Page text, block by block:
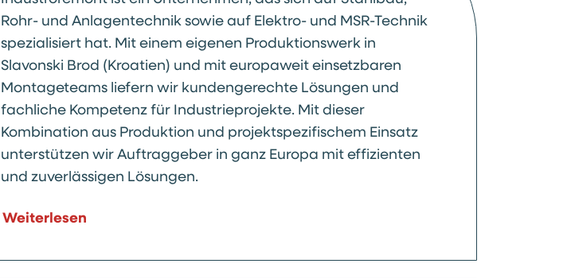
Rohr- und Anlagentechnik sowie auf Elektro- und MSR-Technik
spezialisiert hat. Mit einem eigenen Produktionswerk in
Slavonski Brod (Kroatien) und mit europaweit einsetzbaren
Montageteams liefern wir kundengerechte Lösungen und
fachliche Kompetenz für Industrieprojekte. Mit dieser
Kombination aus Produktion und projektspezifischem Einsatz
unterstützen wir Auftraggeber in ganz Europa mit effizienten
und zuverlässigen Lösungen.
Weiterlesen